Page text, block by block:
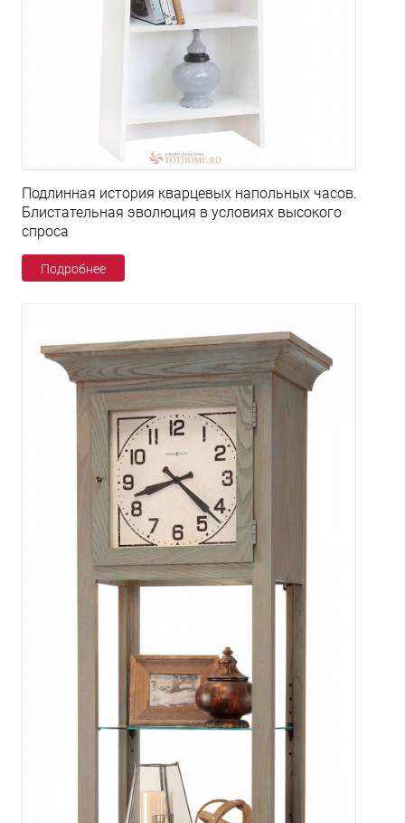
Подлинная история кварцевых напольных часов.
Блистательная эволюция в условиях высокого
спроса
Подробнее